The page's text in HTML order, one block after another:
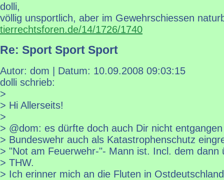
dolli,
völlig unsportlich, aber im Gewehrschiessen
tierrechtsforen.de/14/1726/1740
Re: Sport Sport Sport
Autor: dom | Datum: 10.09.2008 09:03:15
dolli schrieb:
>
> Hi Allerseits!
>
> @dom: es dürfte doch auch Dir nicht
> Bundeswehr auch als Katastrophenschutz
> "Not am Feuerwehr-"- Mann ist. Incl. dem dann
> THW.
> Ich erinner mich an die Fluten in